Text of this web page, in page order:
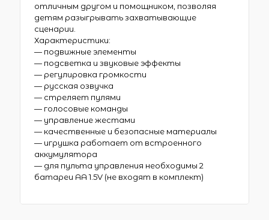
отличным другом и помощником, позволяя
детям разыгрывать захватывающие
сценарии.
Характеристики:
— подвижные элементы
— подсветка и звуковые эффекты
— регулировка громкости
— русская озвучка
— стреляет пулями
— голосовые команды
— управление жестами
— качественные и безопасные материалы
— игрушка работает от встроенного
аккумулятора
— для пульта управления необходимы 2
батареи АА 1.5V (не входят в комплект)